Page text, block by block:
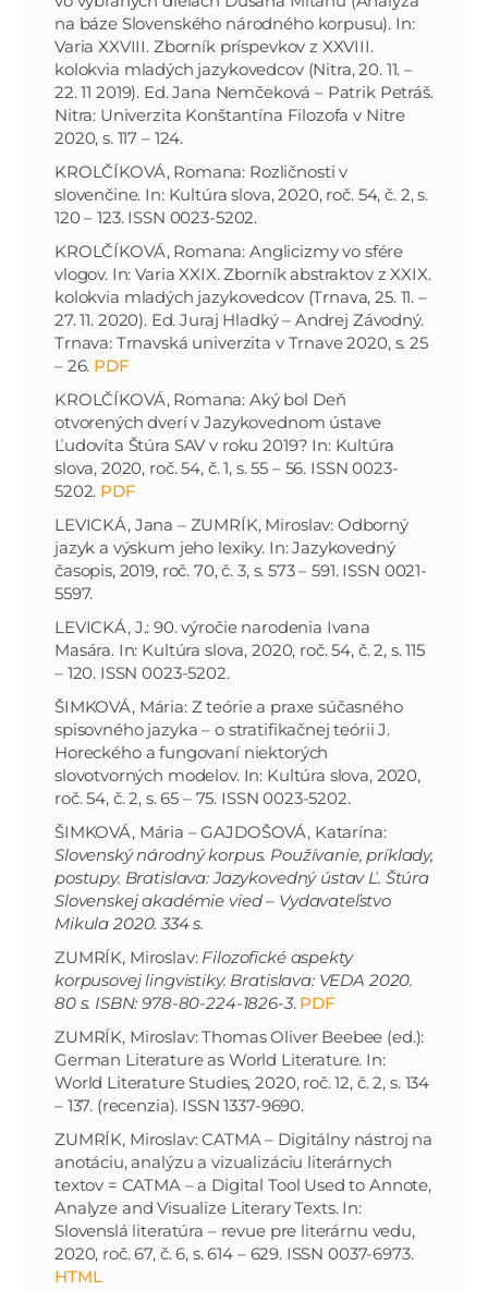
na báze Slovenského národného korpusu). In:
Varia XXVIII. Zborník príspevkov z XXVIII.
kolokvia mladých jazykovedcov (Nitra, 20. 11. –
22. 11 2019). Ed. Jana Nemčeková – Patrik Petráš.
Nitra: Univerzita Konštantína Filozofa v Nitre
2020, s. 117 – 124.
KROLČÍKOVÁ, Romana: Rozličnosti v
slovenčine. In: Kultúra slova, 2020, roč. 54, č. 2, s.
120 – 123. ISSN 0023-5202.
KROLČÍKOVÁ, Romana: Anglicizmy vo sfére
vlogov. In: Varia XXIX. Zborník abstraktov z XXIX.
kolokvia mladých jazykovedcov (Trnava, 25. 11. –
27. 11. 2020). Ed. Juraj Hladký – Andrej Závodný.
Trnava: Trnavská univerzita v Trnave 2020, s. 25
– 26. PDF
KROLČÍKOVÁ, Romana: Aký bol Deň
otvorených dverí v Jazykovednom ústave
Ľudovíta Štúra SAV v roku 2019? In: Kultúra
slova, 2020, roč. 54, č. 1, s. 55 – 56. ISSN 0023-
5202. PDF
LEVICKÁ, Jana – ZUMRÍK, Miroslav: Odborný
jazyk a výskum jeho lexiky. In: Jazykovedný
časopis, 2019, roč. 70, č. 3, s. 573 – 591. ISSN 0021-
5597.
LEVICKÁ, J.: 90. výročie narodenia Ivana
Masára. In: Kultúra slova, 2020, roč. 54, č. 2, s. 115
– 120. ISSN 0023-5202.
ŠIMKOVÁ, Mária: Z teórie a praxe súčasného
spisovného jazyka – o stratifikačnej teórii J.
Horeckého a fungovaní niektorých
slovotvorných modelov. In: Kultúra slova, 2020,
roč. 54, č. 2, s. 65 – 75. ISSN 0023-5202.
ŠIMKOVÁ, Mária – GAJDOŠOVÁ, Katarína:
Slovenský národný korpus. Používanie, príklady,
postupy. Bratislava: Jazykovedný ústav Ľ. Štúra
Slovenskej akadémie vied – Vydavateľstvo
Mikula 2020. 334 s.
ZUMRÍK, Miroslav: Filozofické aspekty
korpusovej lingvistiky. Bratislava: VEDA 2020.
80 s. ISBN: 978-80-224-1826-3. PDF
ZUMRÍK, Miroslav: Thomas Oliver Beebee (ed.):
German Literature as World Literature. In:
World Literature Studies, 2020, roč. 12, č. 2, s. 134
– 137. (recenzia). ISSN 1337-9690.
ZUMRÍK, Miroslav: CATMA – Digitálny nástroj na
anotáciu, analýzu a vizualizáciu literárnych
textov = CATMA – a Digital Tool Used to Annote,
Analyze and Visualize Literary Texts. In:
Slovenslá literatúra – revue pre literárnu vedu,
2020, roč. 67, č. 6, s. 614 – 629. ISSN 0037-6973.
HTML